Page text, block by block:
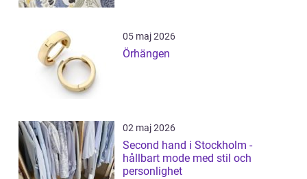
05 maj 2026
Örhängen
02 maj 2026
Second hand i Stockholm -
hållbart mode med stil och
personlighet